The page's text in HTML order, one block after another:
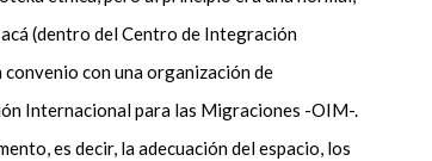
(dentro del Centro de Integración
con una organización de
Internacional para las Migraciones -OIM-.
es decir, la adecuación del espacio, los